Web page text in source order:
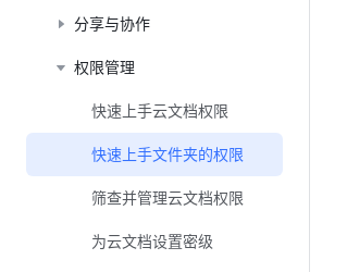
分享与协作
权限管理
快速上手云文档权限
快速上手文件夹的权限
筛查并管理云文档权限
为云文档设置密级